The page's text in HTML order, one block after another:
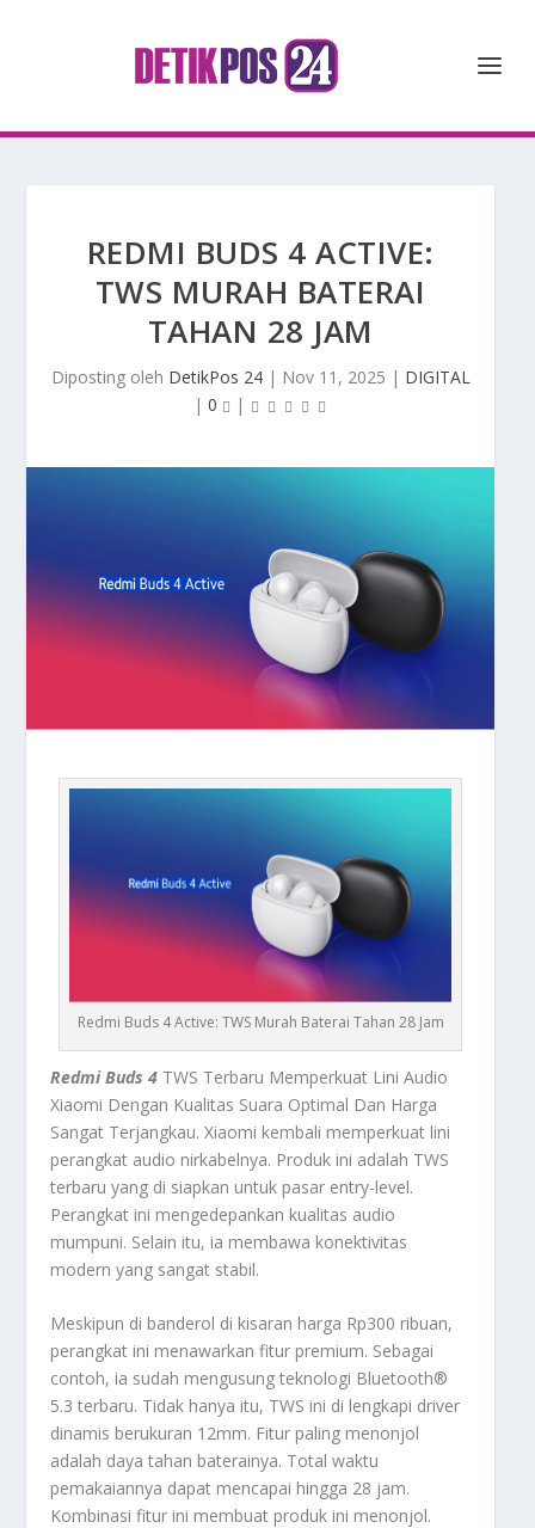
REDMI BUDS 4 ACTIVE:
TWS MURAH BATERAI
TAHAN 28 JAM
Diposting oleh DetikPos 24| Nov 11, 2025 | DIGITAL
| 0 |
Redmi Buds 4 Active: TWS Murah Baterai Tahan 28 Jam
Redmi Buds 4 TWS Terbaru Memperkuat Lini Audio
Xiaomi Dengan Kualitas Suara Optimal Dan Harga
Sangat Terjangkau. Xiaomi kembali memperkuat lini
perangkat audio nirkabelnya. Produk ini adalah TWS
terbaru yang di siapkan untuk pasar entry-level.
Perangkat ini mengedepankan kualitas audio
mumpuni. Selain itu, ia membawa konektivitas
modern yang sangat stabil.
Meskipun di banderol di kisaran harga Rp300 ribuan,
perangkat ini menawarkan fitur premium. Sebagai
contoh, ia sudah mengusung teknologi Bluetooth®
5.3 terbaru. Tidak hanya itu, TWS ini di lengkapi driver
dinamis berukuran 12mm. Fitur paling menonjol
adalah daya tahan baterainya. Total waktu
pemakaiannya dapat mencapai hingga 28 jam.
Kombinasi fitur ini membuat produk ini menonjol.